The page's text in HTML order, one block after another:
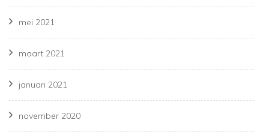
mei 2021
maart 2021
januari 2021
november 2020